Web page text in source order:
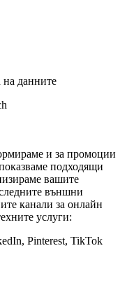
данните
и за промоции
подходящи
вашите
външни
канали за онлайн
услуги:
Pinterest, TikTok